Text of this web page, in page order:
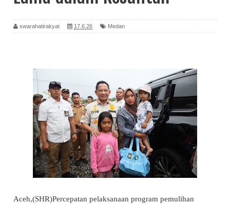
swarahatirakyat 17.6.26 Medan
Aceh,(SHR)Percepatan pelaksanaan program pemulihan